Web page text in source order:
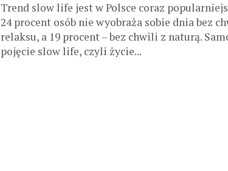
Trend slow life jest w Polsce coraz
24 procent osób nie wyobraża sobie dnia bez
relaksu, a 19 procent – bez chwili z naturą.
pojęcie slow life, czyli życie...